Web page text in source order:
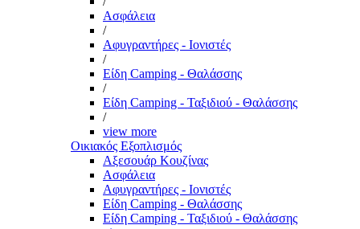
Ασφάλεια
/
Αφυγραντήρες - Ιονιστές
/
Είδη Camping - Θαλάσσης
/
Είδη Camping - Ταξιδιού - Θαλάσσης
/
view more
Οικιακός Εξοπλισμός
Αξεσουάρ Κουζίνας
Ασφάλεια
Αφυγραντήρες - Ιονιστές
Είδη Camping - Θαλάσσης
Είδη Camping - Ταξιδιού - Θαλάσσης